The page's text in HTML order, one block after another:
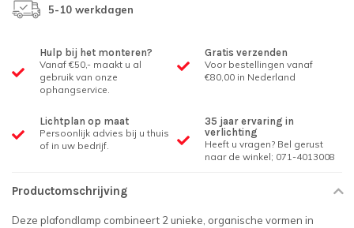
5-10 werkdagen
Hulp bij het monteren?
Vanaf €50,- maakt u al
gebruik van onze
ophangservice.
Gratis verzenden
Voor bestellingen vanaf
€80,00 in Nederland
Lichtplan op maat
Persoonlijk advies bij u thuis
of in uw bedrijf.
35 jaar ervaring in
verlichting
Heeft u vragen? Bel gerust
naar de winkel; 071-4013008
Productomschrijving
Deze plafondlamp combineert 2 unieke, organische vormen in